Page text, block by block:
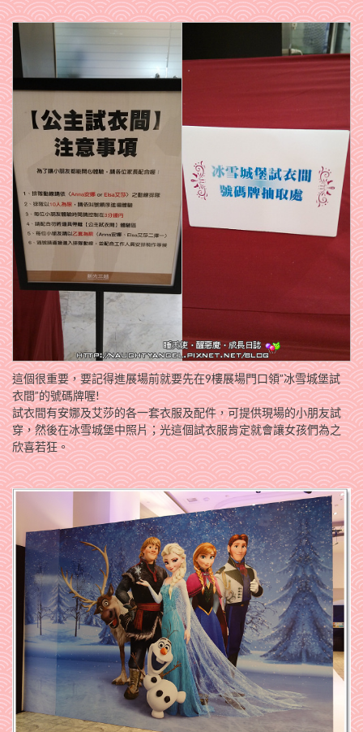
這個很重要，要記得進展場前就要先在9樓展場門口領”冰雪城堡試
衣間”的號碼牌喔!
試衣間有安娜及艾莎的各一套衣服及配件，可提供現場的小朋友試
穿，然後在冰雪城堡中照片；光這個試衣服肯定就會讓女孩們為之
欣喜若狂。